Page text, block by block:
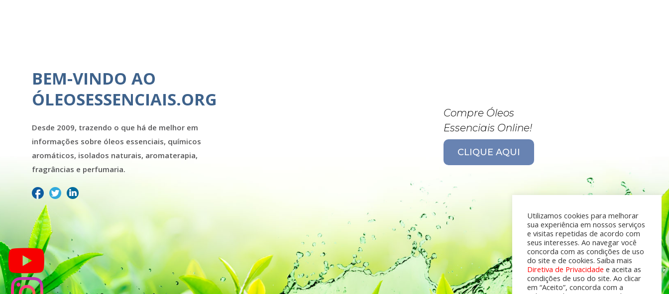
BEM-VINDO AO
ÓLEOSESSENCIAIS.ORG
Desde 2009, trazendo o que há de melhor em
informações sobre óleos essenciais, químicos
aromáticos, isolados naturais, aromaterapia,
fragrâncias e perfumaria.
Compre Óleos
Essenciais Online!
CLIQUE AQUI
Utilizamos cookies para melhorar
sua experiência em nossos serviços
e visitas repetidas de acordo com
seus interesses. Ao navegar você
concorda com as condições de uso
do site e de cookies. Saiba mais
Diretiva de Privacidade e aceita as
condições de uso do site. Ao clicar
em “Aceito”, concorda com a